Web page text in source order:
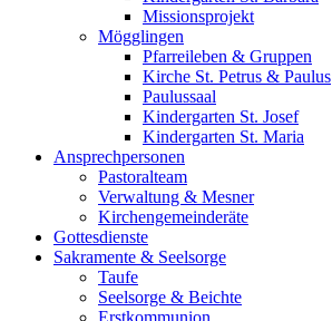
Missionsprojekt
Mögglingen
Pfarreileben & Gruppen
Kirche St. Petrus & Paulus
Paulussaal
Kindergarten St. Josef
Kindergarten St. Maria
Ansprechpersonen
Pastoralteam
Verwaltung & Mesner
Kirchengemeinderäte
Gottesdienste
Sakramente & Seelsorge
Taufe
Seelsorge & Beichte
Erstkommunion